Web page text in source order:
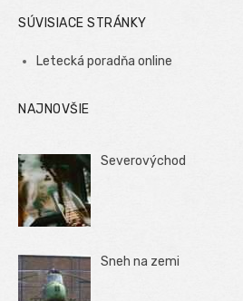
SÚVISIACE STRÁNKY
Letecká poradňa online
NAJNOVŠIE
Severovýchod
Sneh na zemi